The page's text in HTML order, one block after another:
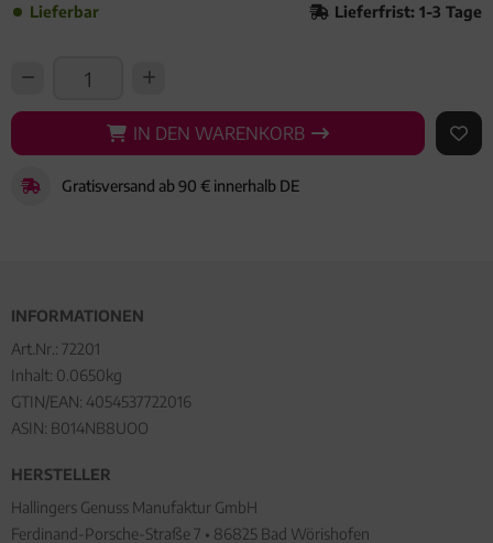
Lieferbar Lieferfrist: 1-3 Tage
IN DEN WARENKORB
IN DEN WARENKORB AUF
Gratisversand ab 90 € innerhalb DE
INFORMATIONEN
Art.Nr.: 72201
Inhalt: 0.0650kg
GTIN/EAN: 4054537722016
ASIN: B014NB8UOO
HERSTELLER
Hallingers Genuss Manufaktur GmbH
Ferdinand-Porsche-Straße 7 • 86825 Bad Wörishofen